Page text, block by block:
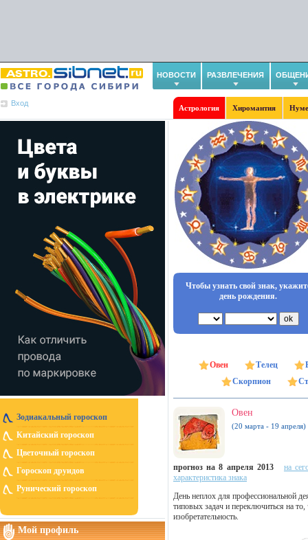
НОВОСТИ РАЗВЛЕЧЕНИЯ
Вход
Астрология Хиромантия
Зодиакальный гороскоп
Китайский гороскоп
Цветочный гороскоп
Гороскоп друидов
Рунический гороскоп
Мой профиль
Чтобы узнать свой знак,
день рождения.
Овен Телец
Скорпион
Овен
(20 марта - 19 апреля)
прогноз на 8 апреля 2013
на
характеристика знака
День неплох для профессиональной
типовых задач и переключиться на
изобретательность.